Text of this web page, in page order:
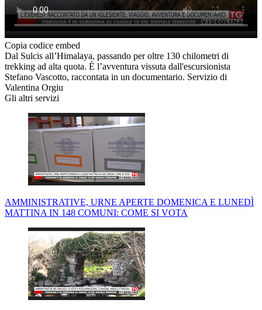
Copia codice embed
Dal Sulcis all’Himalaya, passando per oltre 130 chilometri di
trekking ad alta quota. È l’avventura vissuta dall'escursionista
Stefano Vascotto, raccontata in un documentario. Servizio di
Valentina Orgiu
Gli altri servizi
AMMINISTRATIVE, URNE APERTE DOMENICA E LUNEDÌ
MATTINA IN 148 COMUNI: COME SI VOTA